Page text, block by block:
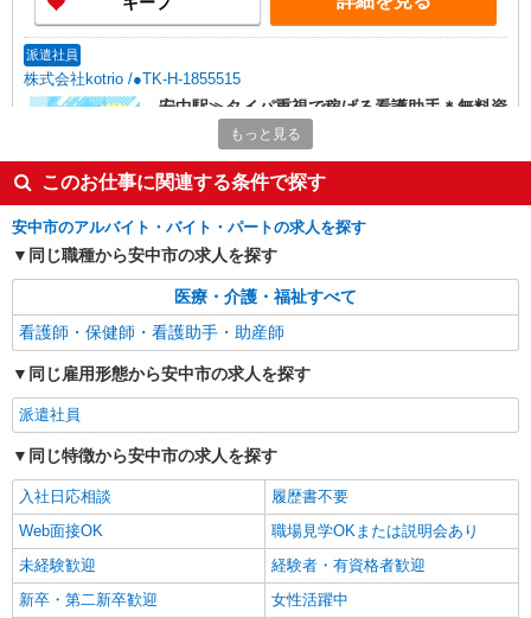
派遣社員
株式会社kotrio /●TK-H-1855515
安中駅≫タイパ重視で稼げる看護助手＊無料資
格支援で時給UP
時給1500円〜2125円 ＜日払い有/週払い有/交
通費全支給(ガソリン代含む)＞
安中市板鼻｜安中駅・群馬八幡駅
キープ
派遣社員
株式会社kotrio /●TK-H-2099838
安中駅近く＊綺麗な病院で看護助手デビュー♪
安中市 交通費全額支給
詳細を見る
派遣社員
株式会社kotrio /●TK-H-1991377
もっと見る
このお仕事に関連する条件で探す
安中市のアルバイト・バイト・パートの求人を探す
同じ職種から安中市の求人を探す
医療・介護・福祉すべて
看護師・保健師・看護助手・助産師
同じ雇用形態から安中市の求人を探す
派遣社員
同じ特徴から安中市の求人を探す
入社日応相談
履歴書不要
Web面接OK
職場見学OKまたは説明会あり
未経験歓迎
経験者・有資格者歓迎
新卒・第二新卒歓迎
女性活躍中